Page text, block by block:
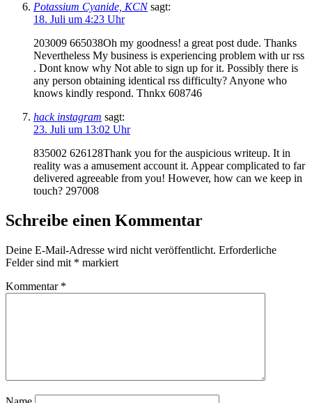
Potassium Cyanide, KCN sagt:
18. Juli um 4:23 Uhr
203009 665038Oh my goodness! a great post dude. Thanks
Nevertheless My business is experiencing problem with ur rss
. Dont know why Not able to sign up for it. Possibly there is
any person obtaining identical rss difficulty? Anyone who
knows kindly respond. Thnkx 608746
hack instagram sagt:
23. Juli um 13:02 Uhr
835002 626128Thank you for the auspicious writeup. It in
reality was a amusement account it. Appear complicated to far
delivered agreeable from you! However, how can we keep in
touch? 297008
Schreibe einen Kommentar
Deine E-Mail-Adresse wird nicht veröffentlicht. Erforderliche
Felder sind mit * markiert
Kommentar *